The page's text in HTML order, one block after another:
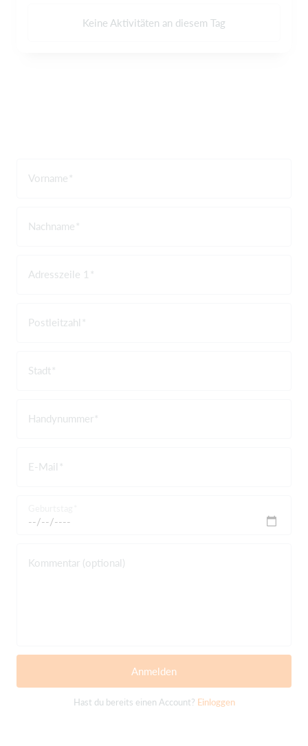
Keine Aktivitäten an diesem Tag
Vorname
Nachname
Adresszeile 1
Postleitzahl
Stadt
Handynummer
E-Mail
Kommentar (optional)
Anmelden
Hast du bereits einen Account? Einloggen